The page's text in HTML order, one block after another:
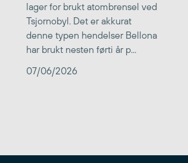
lager for brukt atombrensel ved
Tsjornobyl. Det er akkurat
denne typen hendelser Bellona
har brukt nesten førti år p...
07/06/2026